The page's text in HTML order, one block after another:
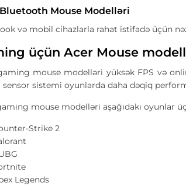
Mouse Modelləri
və mobil cihazlarla rahat istifadə üçün
üçün Acer Mouse
mouse modelləri yüksək FPS və
sistemi oyunlarda daha dəqiq
mouse modelləri aşağıdakı oyunlar
Strike 2
Legends